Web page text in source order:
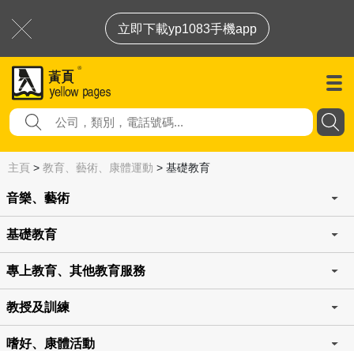
立即下載yp1083手機app
主頁 > 教育、藝術、康體運動 > 基礎教育
音樂、藝術
基礎教育
專上教育、其他教育服務
教授及訓練
嗜好、康體活動